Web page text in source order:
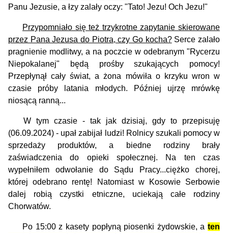
Panu Jezusie, a łzy zalały oczy: "Tato! Jezu! Och Jezu!"
Przypomniało się też trzykrotne zapytanie skierowane
przez Pana Jezusa do Piotra, czy Go kocha?Serce zalało
pragnienie modlitwy, a na poczcie w odebranym "Rycerzu
Niepokalanej" będą prośby szukających pomocy!
Przepłynął cały świat, a żona mówiła o krzyku wron w
czasie próby latania młodych. Później ujrzę mrówkę
niosącą ranną...
W tym czasie - tak jak dzisiaj, gdy to przepisuję
(06.09.2024) - upał zabijał ludzi! Rolnicy szukali pomocy w
sprzedaży produktów, a biedne rodziny brały
zaświadczenia do opieki społecznej. Na ten czas
wypełniłem odwołanie do Sądu Pracy...ciężko chorej,
której odebrano rentę! Natomiast w Kosowie Serbowie
dalej robią czystki etniczne, uciekają całe rodziny
Chorwatów.
Po 15:00 z kasety popłyną piosenki żydowskie, a ten